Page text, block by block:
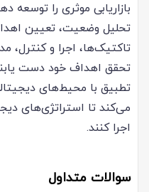
بازاریابی موثری را توسعه
تحلیل وضعیت، تعیین
تاکتیک‌ها، اجرا و کنترل،
تحقق اهداف خود دست
تطبیق با محیط‌های
می‌کند تا استراتژی‌های
اجرا کنند.
سوالات متداول